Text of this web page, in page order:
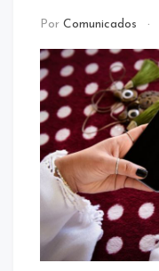
Por Comunicados